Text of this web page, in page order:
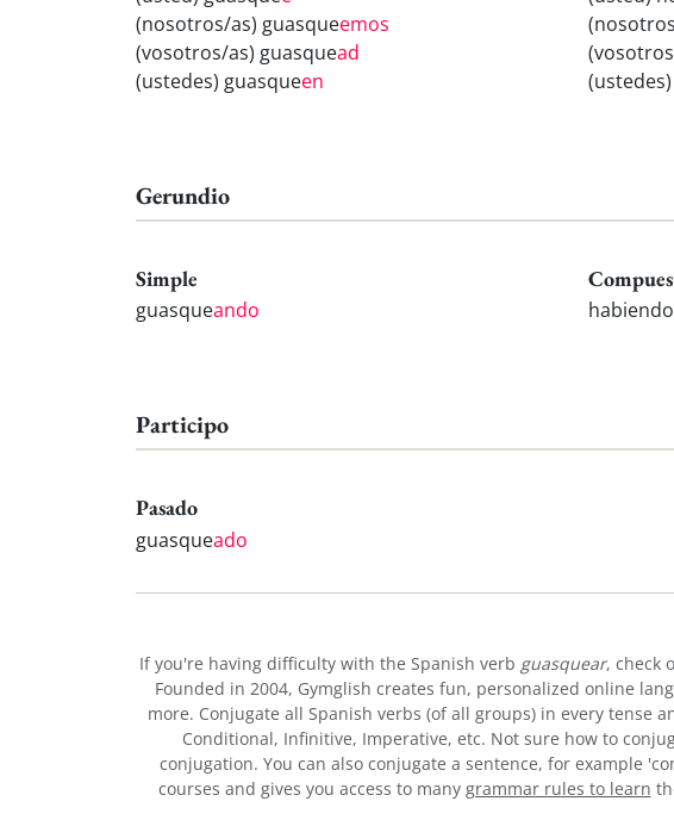
(nosotros/as) guasqueemos
(vosotros/as) guasquead
(ustedes) guasqueen
Gerundio
Simple
guasqueando
Participo
Pasado
guasqueado
If you're having difficulty with the Spanish verb guasquear, check
Founded in 2004, Gymglish creates fun, personalized online
more. Conjugate all Spanish verbs (of all groups) in every tense
Conditional, Infinitive, Imperative, etc. Not sure how to
conjugation. You can also conjugate a sentence, for example
courses and gives you access to many grammar rules to learn